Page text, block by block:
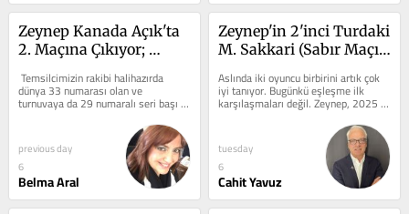
Zeynep Kanada Açık'ta
2. Maçına Çıkıyor;
de Çekildi!
Temsilcimizin rakibi halihazırda
dünya 33 numarası olan ve
turnuvaya da 29 numaralı seri başı
olarak katılan Maria Sakkari. 31
previous day
6
Belma Aral
Zeynep'in 2'inci Turdaki
M. Sakkari (Sabır Maçı)
Aslında iki oyuncu birbirini artık çok
iyi tanıyor. Bugünkü eşleşme ilk
karşılaşmaları değil. Zeynep, 2025
Merida'da Sakkari'yi 7-5, 6-2...
tuesday
6
Cahit Yavuz